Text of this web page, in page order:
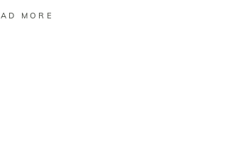
MORE